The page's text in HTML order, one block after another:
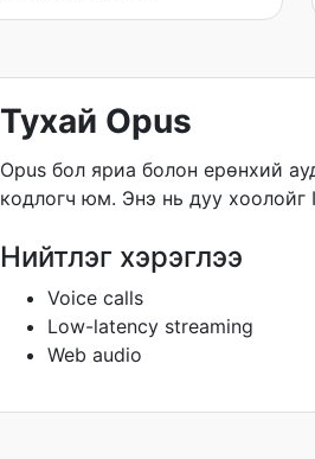
Тухай Opus
Opus бол яриа болон ерөнхий
кодлогч юм. Энэ нь дуу хоолойг
Нийтлэг хэрэглээ
Voice calls
Low-latency streaming
Web audio